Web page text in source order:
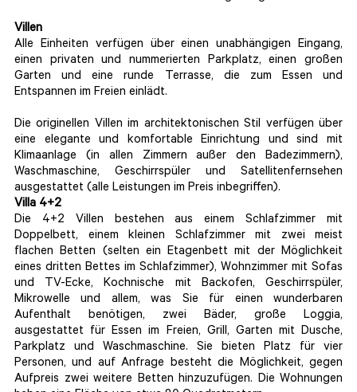
Villen
Alle Einheiten verfügen über einen unabhängigen Eingang,
einen privaten und nummerierten Parkplatz, einen großen
Garten und eine runde Terrasse, die zum Essen und
Entspannen im Freien einlädt.
Die originellen Villen im architektonischen Stil verfügen über
eine elegante und komfortable Einrichtung und sind mit
Klimaanlage (in allen Zimmern außer den Badezimmern),
Waschmaschine, Geschirrspüler und Satellitenfernsehen
ausgestattet (alle Leistungen im Preis inbegriffen).
Villa 4+2
Die 4+2 Villen bestehen aus einem Schlafzimmer mit
Doppelbett, einem kleinen Schlafzimmer mit zwei meist
flachen Betten (selten ein Etagenbett mit der Möglichkeit
eines dritten Bettes im Schlafzimmer), Wohnzimmer mit Sofas
und TV-Ecke, Kochnische mit Backofen, Geschirrspüler,
Mikrowelle und allem, was Sie für einen wunderbaren
Aufenthalt benötigen, zwei Bäder, große Loggia,
ausgestattet für Essen im Freien, Grill, Garten mit Dusche,
Parkplatz und Waschmaschine. Sie bieten Platz für vier
Personen, und auf Anfrage besteht die Möglichkeit, gegen
Aufpreis zwei weitere Betten hinzuzufügen. Die Wohnungen